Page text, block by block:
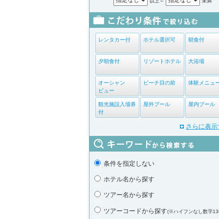
レンタカー付 ホテル選択可 朝食付
夕朝食付 リゾートホテル 大浴場
オーシャン
ビュー
ビーチ目の前 体験メニュ
観光施設入場券
付
屋外プール 屋内プール
さらに表示
条件を指定しない
ホテル名から探す
ツアー名から探す
ツアーコードから探す(※ハイフンなし数字13